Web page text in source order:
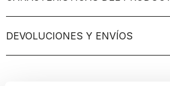
DEVOLUCIONES Y ENVÍOS